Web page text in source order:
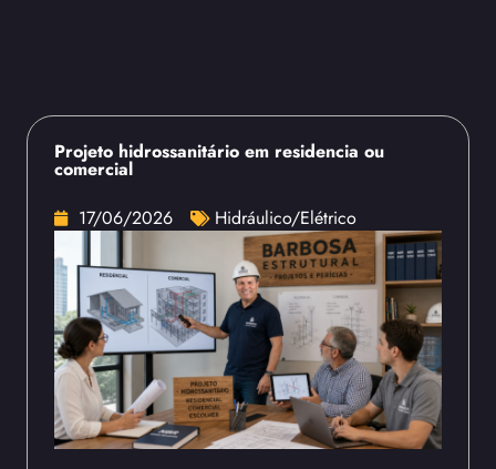
Projeto hidrossanitário em residencia ou
comercial
17/06/2026
Hidráulico/Elétrico